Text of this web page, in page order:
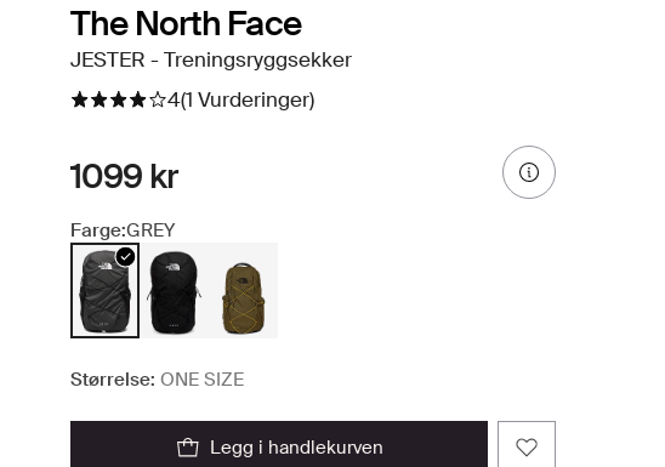
The North Face
JESTER - Treningsryggsekker
4(1 Vurderinger)
1099 kr
Farge:GREY
Størrelse: ONE SIZE
legg i handlekurven